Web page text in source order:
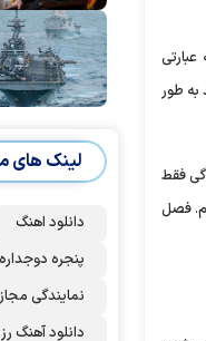
به عبارتی
داشتیم، اما باید به طور
فقط
فصل
لینک های
دانلود اهنگ
پنجره دوجداره
نمایندگی
دانلود آهنگ